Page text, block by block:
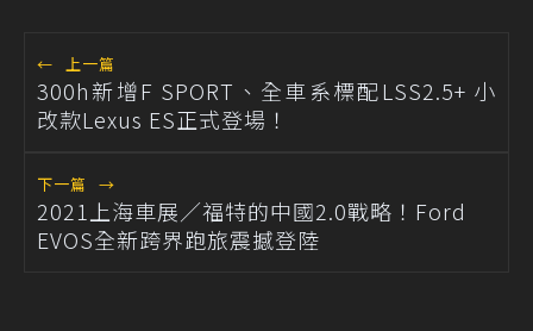
← 上一篇
300h新增F SPORT、全車系標配LSS2.5+ 小
改款Lexus ES正式登場！
下一篇 →
2021上海車展／福特的中國2.0戰略！Ford
EVOS全新跨界跑旅震撼登陸